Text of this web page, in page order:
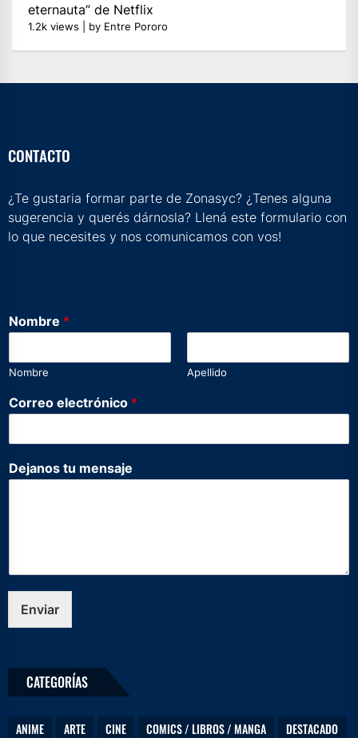
eternauta” de Netflix
1.2k views by Entre Pororo
CONTACTO
¿Te gustaria formar parte de Zonasyc? ¿Tenes alguna
sugerencia y querés dárnosla? Llená este formulario con
lo que necesites y nos comunicamos con vos!
Nombre *
Nombre Apellido
Correo electrónico *
t
u
b
r
Dejanos tu mensaje
Enviar
CATEGORÍAS
ANIME ARTE CINE COMICS / LIBROS / MANGA
DESTACADO